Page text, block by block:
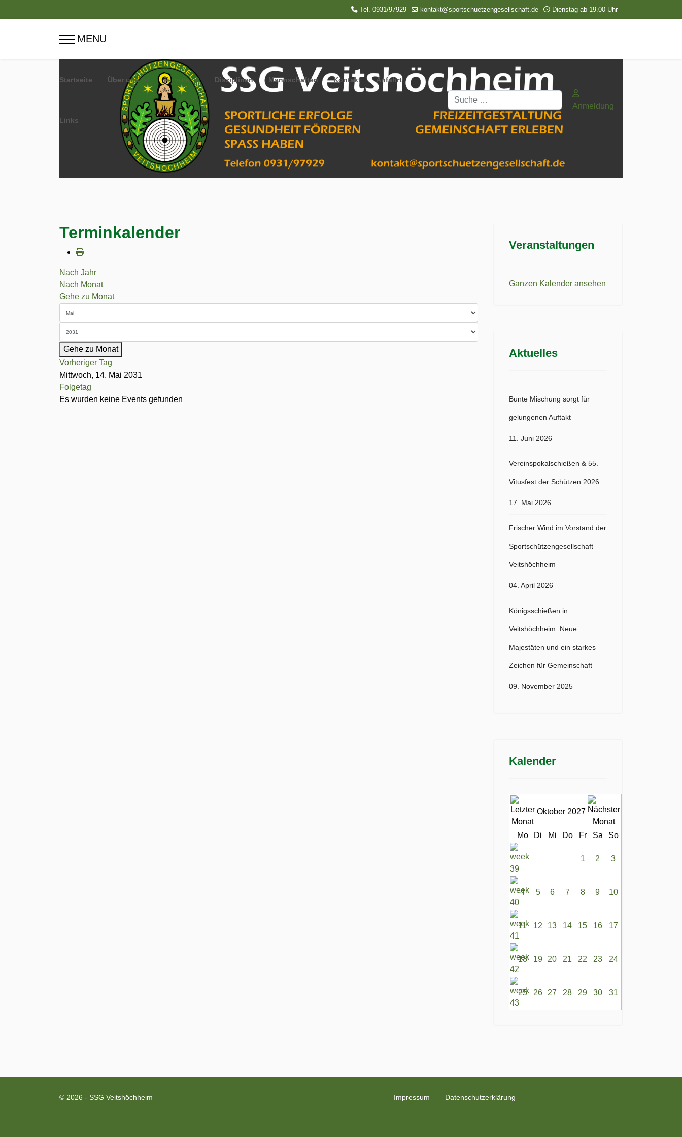
Tel. 0931/97929 kontakt@sportschuetzengesellschaft.de Dienstag ab 19.00 Uhr
Startseite Über uns Termine Disziplinen Mannschaften Kontakt Anfahrt
Links
Suchen
Anmeldung
Terminkalender
Nach Jahr
Nach Monat
Gehe zu Monat
Gehe zu Monat
Vorheriger Tag
Mittwoch, 14. Mai 2031
Folgetag
Es wurden keine Events gefunden
Veranstaltungen
Ganzen Kalender ansehen
Aktuelles
Bunte Mischung sorgt für
gelungenen Auftakt
11. Juni 2026
Vereinspokalschießen & 55.
Vitusfest der Schützen 2026
17. Mai 2026
Frischer Wind im Vorstand der
Sportschützengesellschaft
Veitshöchheim
04. April 2026
Königsschießen in
Veitshöchheim: Neue
Majestäten und ein starkes
Zeichen für Gemeinschaft
09. November 2025
Kalender
Oktober 2027
Mo Di Mi Do Fr Sa So
1 2 3
4 5 6 7 8 9 10
11 12 13 14 15 16 17
18 19 20 21 22 23 24
25 26 27 28 29 30 31
© 2026 - SSG Veitshöchheim Impressum Datenschutzerklärung